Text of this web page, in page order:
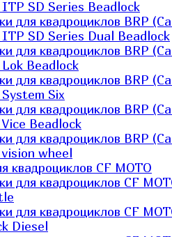
ITP SD Series Beadlock
для квадроциклов BRP
ITP SD Series Dual Beadlock
для квадроциклов BRP
Lok Beadlock
для квадроциклов BRP
Six
для квадроциклов BRP
Vice Beadlock
для квадроциклов BRP
vision wheel
квадроциклов CF MOTO
для квадроциклов CF
для квадроциклов CF
Diesel